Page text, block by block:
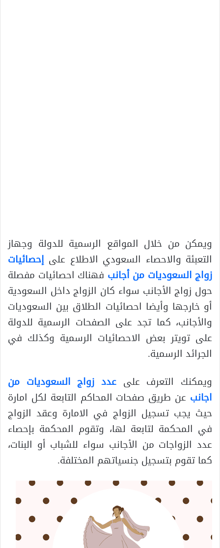
ويمكن من خلال المواقع الرسمية للدولة وجهاز
التعبئة والاحصاء السعودي الاطلاع على إحصائيات
زواج السعوديات من أجانب فهناك احصائيات مفصلة
حول زواج الأجانب سواء كان الزواج داخل السعودية
أو خارجها وأيضا احصائيات الطلاق بين السعوديات
والأجانب، كما تجد على الصفحات الرسمية للدولة
على تويتر بعض الاحصائيات الرسمية وكذلك في
الجرائد الرسمية.
ويمكنك التعرف على عدد زواج السعوديات من
اجانب عن طريق صفحات المحاكم التابعة لكل امارة
حيث يجب تسجيل الزواج في الامارة وعقد الزواج
في المحكمة لتابعة لها، وتقوم المحكمة بإحصاء
عدد الزواجات من الأجانب سواء للشباب أو البنات،
كما تقوم بتسجيل جنسياتهم المختلفة.